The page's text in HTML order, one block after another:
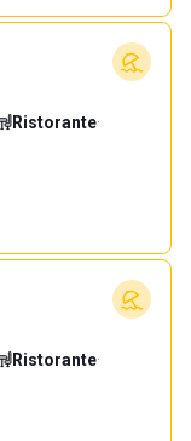
Ristorante·
Ristorante·